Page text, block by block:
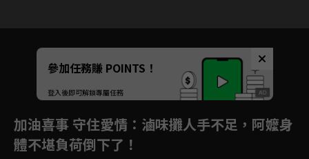
Unmute
參加任務賺 POINTS！
登入後即可解鎖專屬任務
加油喜事 守住愛情 ：滷味攤人手不足，阿嬤身
體不堪負荷倒下了！